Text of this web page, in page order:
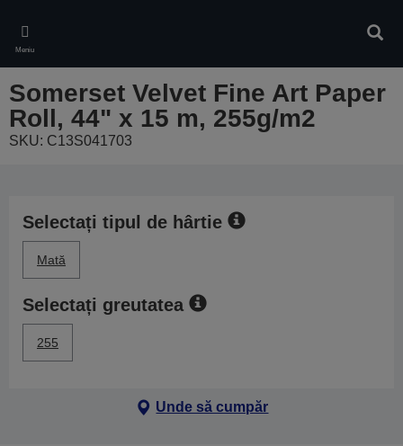
main
content
Meniu
Somerset Velvet Fine Art Paper
Roll, 44" x 15 m, 255g/m2
SKU: C13S041703
Selectați tipul de hârtie
Mată
Selectați greutatea
255
Unde să cumpăr